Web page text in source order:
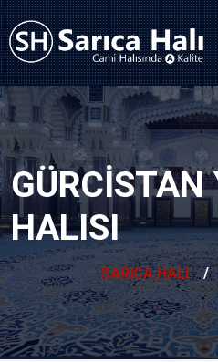
HALISI
SARICA HALI /